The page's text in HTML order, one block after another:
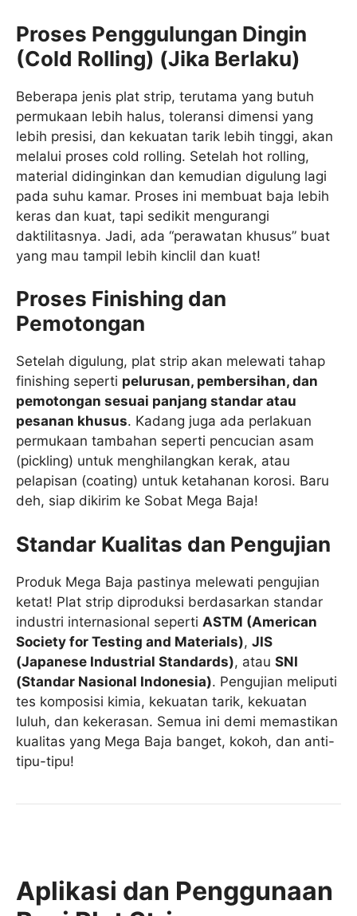
Proses Penggulungan Dingin
(Cold Rolling) (Jika Berlaku)
Beberapa jenis plat strip, terutama yang butuh
permukaan lebih halus, toleransi dimensi yang
lebih presisi, dan kekuatan tarik lebih tinggi, akan
melalui proses cold rolling. Setelah hot rolling,
material didinginkan dan kemudian digulung lagi
pada suhu kamar. Proses ini membuat baja lebih
keras dan kuat, tapi sedikit mengurangi
daktilitasnya. Jadi, ada “perawatan khusus” buat
yang mau tampil lebih kinclil dan kuat!
Proses Finishing dan
Pemotongan
Setelah digulung, plat strip akan melewati tahap
finishing seperti pelurusan, pembersihan, dan
pemotongan sesuai panjang standar atau
pesanan khusus. Kadang juga ada perlakuan
permukaan tambahan seperti pencucian asam
(pickling) untuk menghilangkan kerak, atau
pelapisan (coating) untuk ketahanan korosi. Baru
deh, siap dikirim ke Sobat Mega Baja!
Standar Kualitas dan Pengujian
Produk Mega Baja pastinya melewati pengujian
ketat! Plat strip diproduksi berdasarkan standar
industri internasional seperti ASTM (American
Society for Testing and Materials), JIS
(Japanese Industrial Standards), atau SNI
(Standar Nasional Indonesia). Pengujian meliputi
tes komposisi kimia, kekuatan tarik, kekuatan
luluh, dan kekerasan. Semua ini demi memastikan
kualitas yang Mega Baja banget, kokoh, dan anti-
tipu-tipu!
Aplikasi dan Penggunaan